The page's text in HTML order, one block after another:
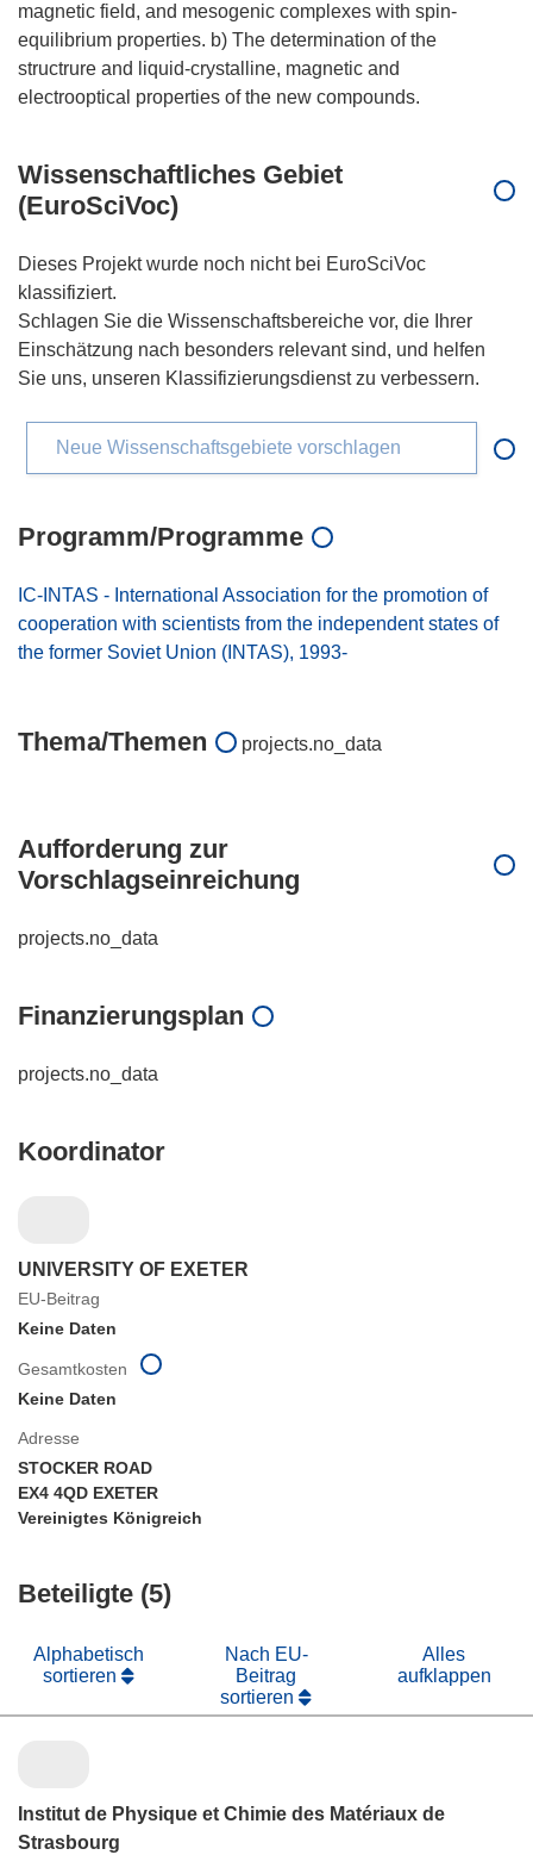
magnetic field, and mesogenic complexes with spin-
equilibrium properties. b) The determination of the
structrure and liquid-crystalline, magnetic and
Wissenschaftliches Gebiet
(EuroSciVoc)
Dieses Projekt wurde noch nicht bei EuroSciVoc
klassifiziert.
Schlagen Sie die Wissenschaftsbereiche vor, die Ihrer
Einschätzung nach besonders relevant sind, und helfen
Sie uns, unseren Klassifizierungsdienst zu verbessern.
Neue Wissenschaftsgebiete vorschlagen
Programm/Programme
IC-INTAS - International Association for the promotion of
cooperation with scientists from the independent states of
the former Soviet Union (INTAS), 1993-
Thema/Themen projects.no_data
Aufforderung zur
Vorschlagseinreichung
projects.no_data
Finanzierungsplan
projects.no_data
Koordinator
UNIVERSITY OF EXETER
EU-Beitrag
Keine Daten
Adresse
STOCKER ROAD
EX4 4QD EXETER
Vereinigtes Königreich
Gesamtkosten
Keine Daten
Beteiligte (5)
Alphabetisch
sortieren
Nach EU-
Beitrag
sortieren
Alles
aufklappen
Institut de Physique et Chimie des Matériaux de
Strasbourg